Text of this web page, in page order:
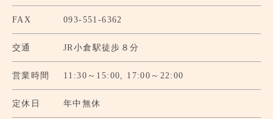
FAX 093-551-6362
交通 JR小倉駅徒歩８分
営業時間 11:30～15:00, 17:00～22:00
定休日 年中無休